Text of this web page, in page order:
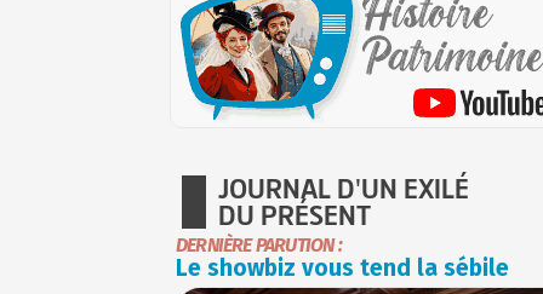
JOURNAL D'UN EXILÉ
DU PRÉSENT
DERNIÈRE PARUTION :
Le showbiz vous tend la sébile